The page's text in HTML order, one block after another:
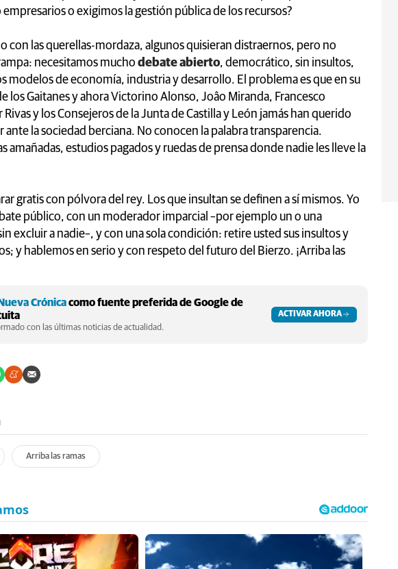
o exigimos la gestión pública de los recursos?
con las querellas-mordaza, algunos quisieran distraernos, pero no
necesitamos mucho debate abierto, democrático, sin insultos,
modelos de economía, industria y desarrollo. El problema es que en su
los Gaitanes y ahora Victorino Alonso, Joâo Miranda, Francesco
Rivas y los Consejeros de la Junta de Castilla y León jamás han querido
ante la sociedad berciana. No conocen la palabra transparencia.
amañadas, estudios pagados y ruedas de prensa donde nadie les lleve la
gratis con pólvora del rey. Los que insultan se definen a sí mismos. Yo
público, con un moderador imparcial –por ejemplo un o una
excluir a nadie–, y con una sola condición: retire usted sus insultos y
y hablemos en serio y con respeto del futuro del Bierzo. ¡Arriba las
Crónicacomo fuente preferida de Google de
con las últimas noticias de actualidad.
ACTIVAR AHORA
Arriba las ramas